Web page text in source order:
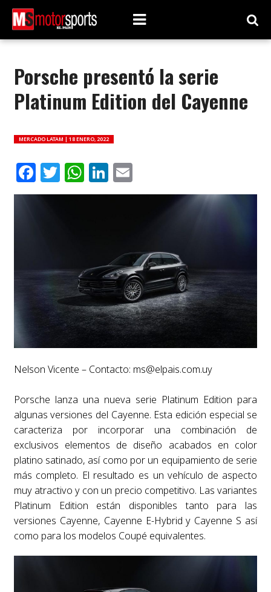
Porsche presentó la serie
Platinum Edition del Cayenne
MERCADO LATAM | 18 ENERO, 2022
Facebook
Twitter
WhatsApp
LinkedIn
Email
Nelson Vicente – Contacto: ms@elpais.com.uy
Porsche lanza una nueva serie Platinum Edition para
algunas versiones del Cayenne. Esta edición especial se
caracteriza por incorporar una combinación de
exclusivos elementos de diseño acabados en color
platino satinado, así como por un equipamiento de serie
más completo. El resultado es un vehículo de aspecto
muy atractivo y con un precio competitivo. Las variantes
Platinum Edition están disponibles tanto para las
versiones Cayenne, Cayenne E-Hybrid y Cayenne S así
como para los modelos Coupé equivalentes.